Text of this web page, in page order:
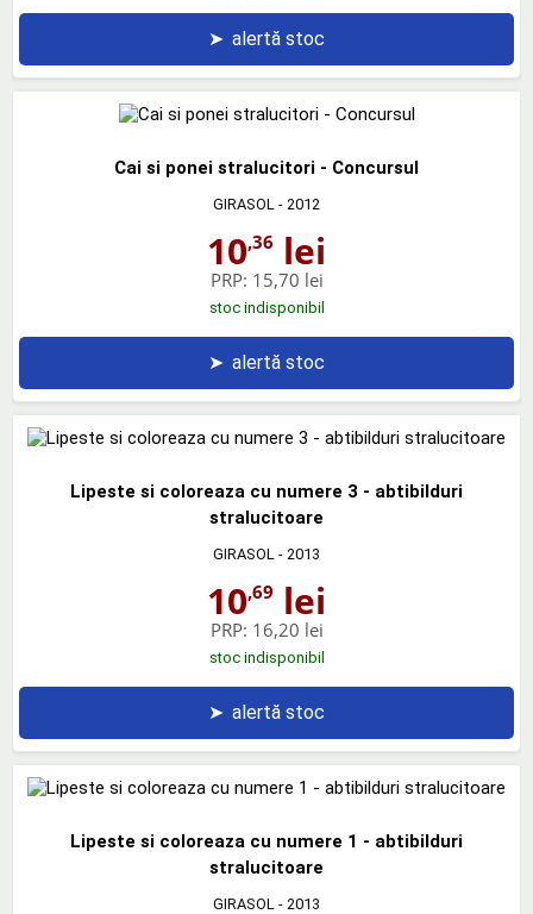
➤ alertă stoc
Cai si ponei stralucitori - Concursul
GIRASOL - 2012
10,36 lei
PRP: 15,70 lei
stoc indisponibil
➤ alertă stoc
Lipeste si coloreaza cu numere 3 - abtibilduri
stralucitoare
GIRASOL - 2013
10,69 lei
PRP: 16,20 lei
stoc indisponibil
➤ alertă stoc
Lipeste si coloreaza cu numere 1 - abtibilduri
stralucitoare
GIRASOL - 2013